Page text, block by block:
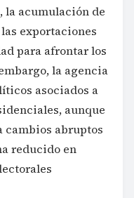
acumulación de
exportaciones
para afrontar los
la agencia
asociados a
aunque
cambios abruptos
reducido en